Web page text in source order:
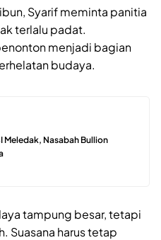
Syarif meminta panitia
terlalu padat.
menjadi bagian
budaya.
Meledak, Nasabah Bullion
tampung besar, tetapi
Suasana harus tetap